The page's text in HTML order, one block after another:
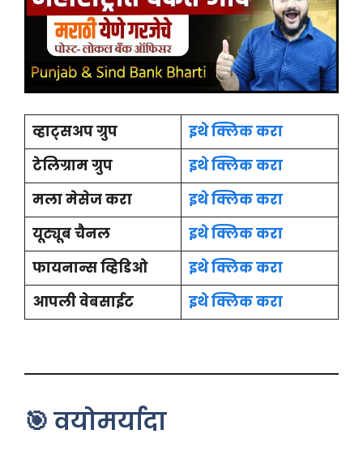
व्हाट्सअप ग्रुप
इथे क्लिक करा
टेलिग्राम ग्रुप
इथे क्लिक करा
मला मेसेज करा
इथे क्लिक करा
यूट्यूब चैनल
इथे क्लिक करा
फायनान्स व्हिडिओ
इथे क्लिक करा
आपली वेबसाईट
इथे क्लिक करा
🎯 वयोमर्यादा